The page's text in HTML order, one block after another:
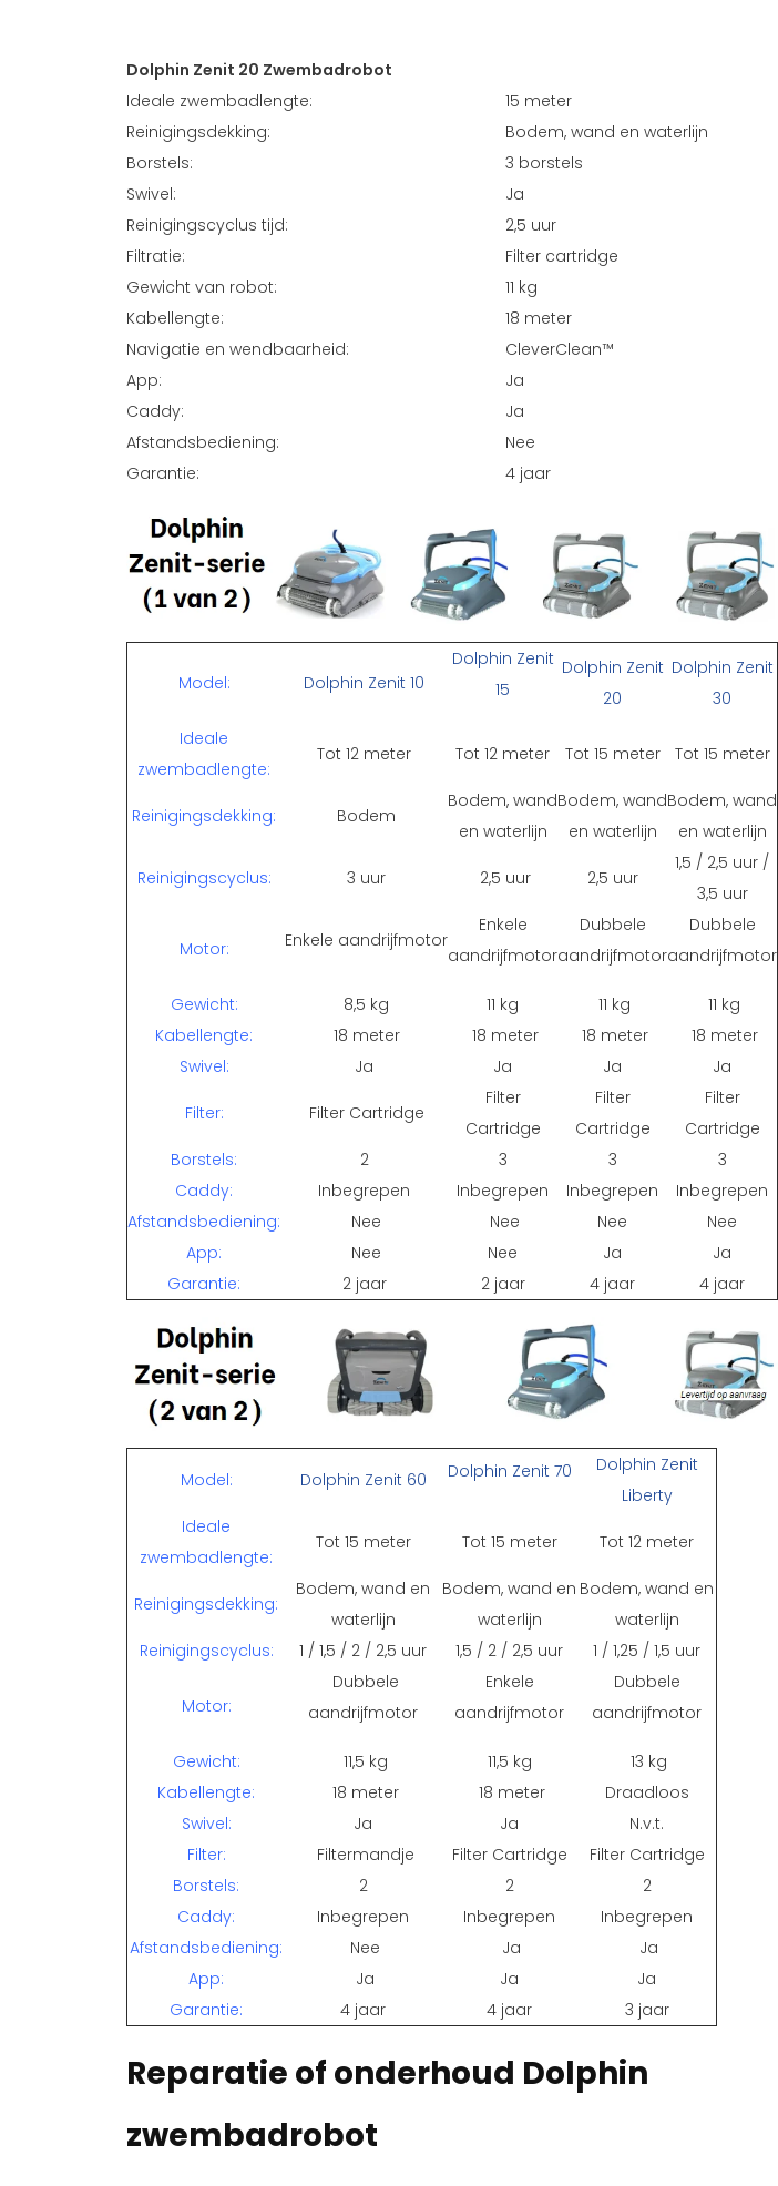
Dolphin Zenit 20 Zwembadrobot
Ideale zwembadlengte:
15 meter
Reinigingsdekking:
Bodem, wand en waterlijn
Borstels:
3 borstels
Swivel:
Ja
Reinigingscyclus tijd:
2,5 uur
Filtratie:
Filter cartridge
Gewicht van robot:
11 kg
Kabellengte:
18 meter
Navigatie en wendbaarheid:
CleverClean™
App:
Ja
Caddy:
Ja
Afstandsbediening:
Nee
Garantie:
4 jaar
Model: Dolphin Zenit 10
Dolphin Zenit
15
Dolphin Zenit
20
Dolphin Zenit
30
Ideale
zwembadlengte:
Tot 12 meter Tot 12 meter Tot 15 meter Tot 15 meter
Reinigingsdekking: Bodem
Bodem, wand
en waterlijn
Bodem, wand
en waterlijn
Bodem, wand
en waterlijn
Reinigingscyclus: 3 uur 2,5 uur 2,5 uur
1,5 / 2,5 uur /
3,5 uur
Motor: Enkele aandrijfmotor
Enkele
aandrijfmotor
Dubbele
aandrijfmotor
Dubbele
aandrijfmotor
Gewicht: 8,5 kg 11 kg 11 kg
11 kg
Kabellengte:
18 meter 18 meter 18 meter
18 meter
Swivel:
Ja Ja Ja Ja
Filter: Filter Cartridge
Filter
Cartridge
Filter
Cartridge
Filter
Cartridge
Borstels:
2 3 3
3
Caddy:
Inbegrepen Inbegrepen Inbegrepen
Inbegrepen
Afstandsbediening:
Nee Nee Nee
Nee
App:
Nee Nee Ja
Ja
Garantie:
2 jaar 2 jaar 4 jaar 4 jaar
Model: Dolphin Zenit 60 Dolphin Zenit 70
Dolphin Zenit
Liberty
Ideale
zwembadlengte:
Tot 15 meter Tot 15 meter Tot 12 meter
Reinigingsdekking:
Bodem, wand en
waterlijn
Bodem, wand en
waterlijn
Bodem, wand en
waterlijn
Reinigingscyclus:
1 / 1,5 / 2 / 2,5 uur 1,5 / 2 / 2,5 uur 1 / 1,25 / 1,5 uur
Motor:
Dubbele
aandrijfmotor
Enkele
aandrijfmotor
Dubbele
aandrijfmotor
Gewicht: 11,5 kg 11,5 kg
13 kg
Kabellengte:
18 meter 18 meter
Draadloos
Swivel:
Ja Ja
N.v.t.
Filter:
Filtermandje Filter Cartridge
Filter Cartridge
Borstels:
2 2
2
Caddy:
Inbegrepen Inbegrepen
Inbegrepen
Afstandsbediening:
Nee Ja
Ja
App:
Ja Ja
Ja
Garantie:
4 jaar 4 jaar 3 jaar
Reparatie of onderhoud Dolphin
zwembadrobot